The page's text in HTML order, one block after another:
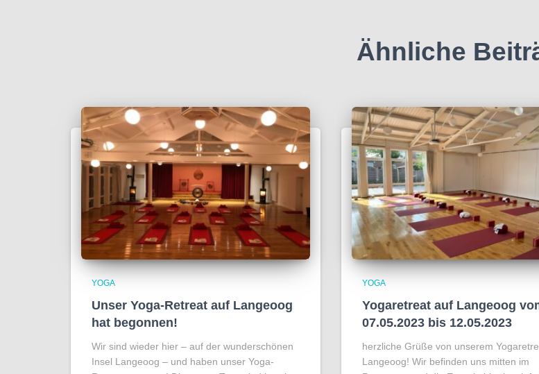
Ähnliche
YOGA
Unser Yoga-Retreat auf Langeoog
hat begonnen!
Wir sind wieder hier – auf der wunderschönen
Insel Langeoog – und haben unser Yoga-
YOGA
Yogaretreat auf Langeoog
07.05.2023 bis 12.05.2023
herzliche Grüße von unserem
Langeoog! Wir befinden uns mitten im